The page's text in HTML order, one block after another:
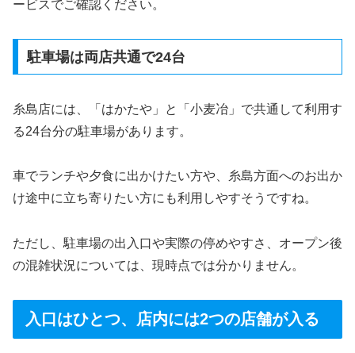
ービスでご確認ください。
駐車場は両店共通で24台
糸島店には、「はかたや」と「小麦冶」で共通して利用す
る24台分の駐車場があります。
車でランチや夕食に出かけたい方や、糸島方面へのお出か
け途中に立ち寄りたい方にも利用しやすそうですね。
ただし、駐車場の出入口や実際の停めやすさ、オープン後
の混雑状況については、現時点では分かりません。
入口はひとつ、店内には2つの店舗が入る